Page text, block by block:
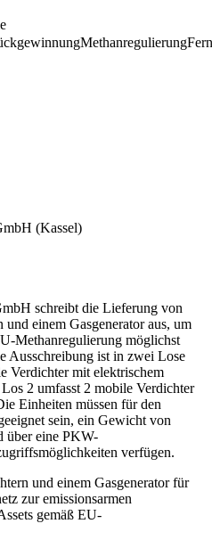
Methanregulierung
(Kassel)
schreibt die Lieferung von
einem Gasgenerator aus, um
Methanregulierung möglichst
Ausschreibung ist in zwei Lose
Verdichter mit elektrischem
2 umfasst 2 mobile Verdichter
Einheiten müssen für den
sein, ein Gewicht von
über eine PKW-
verfügen.
und einem Gasgenerator für
zur emissionsarmen
gemäß EU-